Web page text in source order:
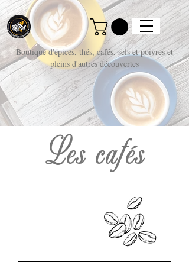
Boutique d'épices, thés, cafés, sels et poivres et
pleins d'autres découvertes
Les cafés